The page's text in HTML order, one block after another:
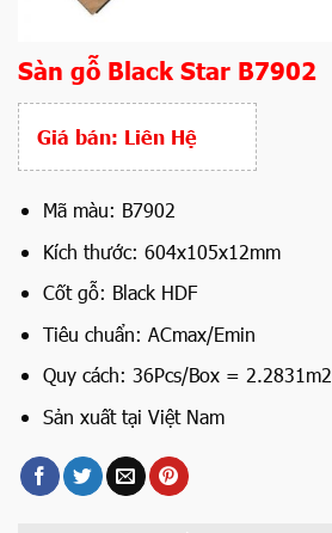
Sàn gỗ Black Star B7902
Giá bán: Liên Hệ
Mã màu: B7902
Kích thước: 604x105x12mm
Cốt gỗ: Black HDF
Tiêu chuẩn: ACmax/Emin
Quy cách: 36Pcs/Box = 2.2831m2
Sản xuất tại Việt Nam